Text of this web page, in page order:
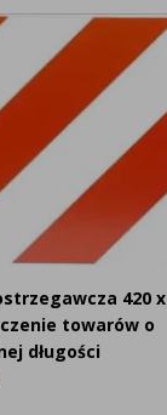
420 x
towarów o
długości